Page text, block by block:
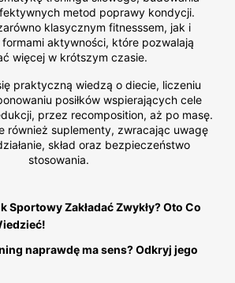
metod poprawy kondycji.
klasycznym fitnesssem, jak i
aktywności, które pozwalają
więcej w krótszym czasie.
praktyczną wiedzą o diecie, liczeniu
posiłków wspierających cele
przez recomposition, aż po masę.
również suplementy, zwracając uwagę
skład oraz bezpieczeństwo
stosowania.
Sportowy Zakładać Zwykły? Oto Co
naprawdę ma sens? Odkryj jego